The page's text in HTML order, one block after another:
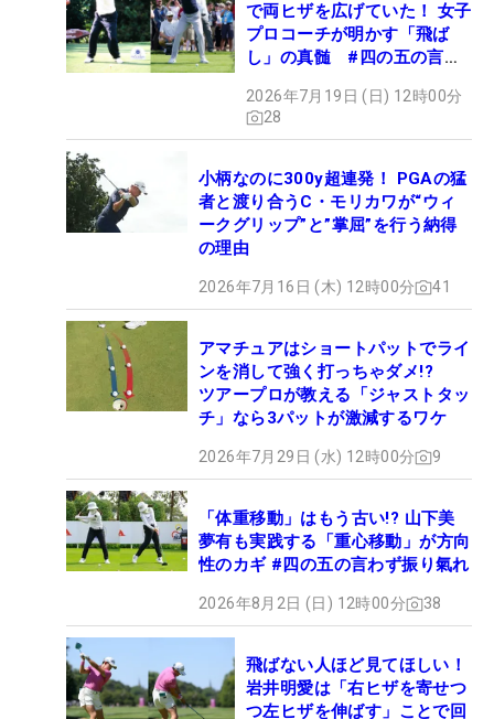
で両ヒザを広げていた！ 女子
プロコーチが明かす「飛ば
し」の真髄 #四の五の言わ
2026年7月19日 (日) 12時00分
28
小柄なのに300y超連発！ PGAの猛
者と渡り合うC・モリカワが“ウィ
ークグリップ”と”掌屈”を行う納得
の理由
2026年7月16日 (木) 12時00分 41
アマチュアはショートパットでライ
ンを消して強く打っちゃダメ!?
ツアープロが教える「ジャストタッ
チ」なら3パットが激減するワケ
2026年7月29日 (水) 12時00分 9
「体重移動」はもう古い!? 山下美
夢有も実践する「重心移動」が方向
性のカギ #四の五の言わず振り氣れ
2026年8月2日 (日) 12時00分 38
飛ばない人ほど見てほしい！
岩井明愛は「右ヒザを寄せつ
つ左ヒザを伸ばす」ことで回